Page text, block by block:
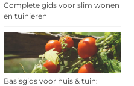
Complete gids voor slim wonen
en tuinieren
Basisgids voor huis & tuin: